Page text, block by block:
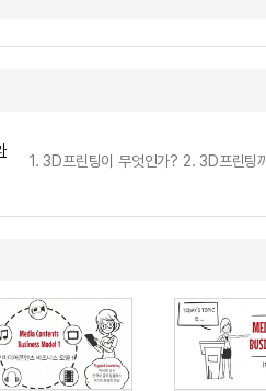
1. 3D프린팅이 무엇인가? 2. 3D프린팅